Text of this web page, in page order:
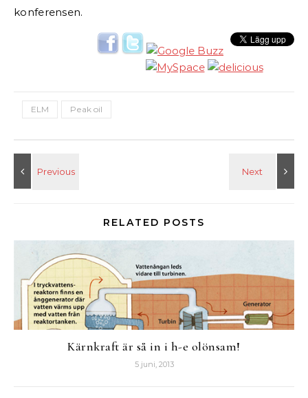
konferensen.
ELM Peak oil
RELATED POSTS
Kärnkraft är så in i h-e olönsam!
5 juni, 2013